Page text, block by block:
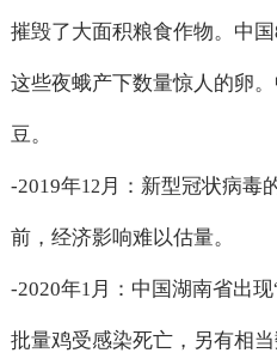
摧毁了大面积粮食作物。中国
这些夜蛾产下数量惊人的卵
豆。
-2019年12月：新型冠状病毒
前，经济影响难以估量。
-2020年1 月：中国湖南省出现
批量鸡受感染死亡，另有相